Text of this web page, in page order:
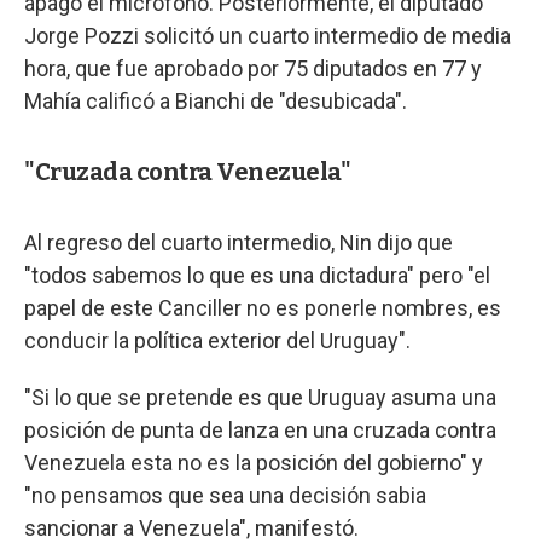
Jorge Pozzi solicitó un cuarto intermedio de media
hora, que fue aprobado por 75 diputados en 77 y
Mahía calificó a Bianchi de "desubicada".
"Cruzada contra Venezuela"
Al regreso del cuarto intermedio, Nin dijo que
"todos sabemos lo que es una dictadura" pero "el
papel de este Canciller no es ponerle nombres, es
conducir la política exterior del Uruguay".
"Si lo que se pretende es que Uruguay asuma una
posición de punta de lanza en una cruzada contra
Venezuela esta no es la posición del gobierno" y
"no pensamos que sea una decisión sabia
sancionar a Venezuela", manifestó.